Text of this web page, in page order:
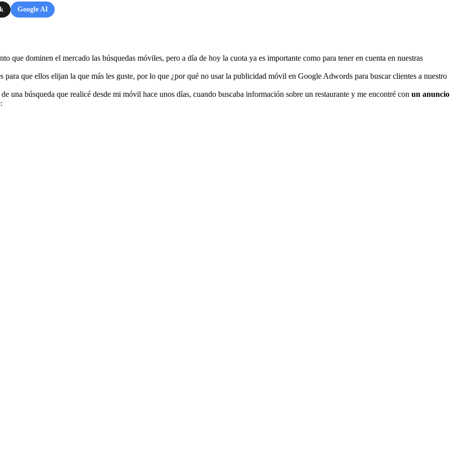
Google AI
que dominen el mercado las búsquedas móviles, pero a día de hoy la cuota ya es importante como para tener en cuenta en nuestras
para que ellos elijan la que más les guste, por lo que ¿por qué no usar la publicidad móvil en Google Adwords para buscar clientes a nuestro
una búsqueda que realicé desde mi móvil hace unos días, cuando buscaba información sobre un restaurante y me encontré con un anuncio
: